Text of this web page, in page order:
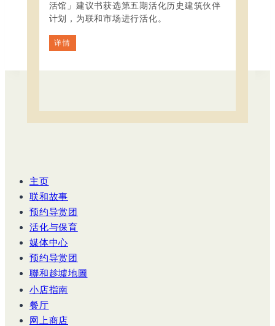
活馆」建议书获选第五期活化历史建筑伙伴
计划，为联和市场进行活化。
详情
主页
联和故事
预约导赏团
活化与保育
媒体中心
预约导赏团
聯和趁墟地圖
小店指南
餐厅
网上商店